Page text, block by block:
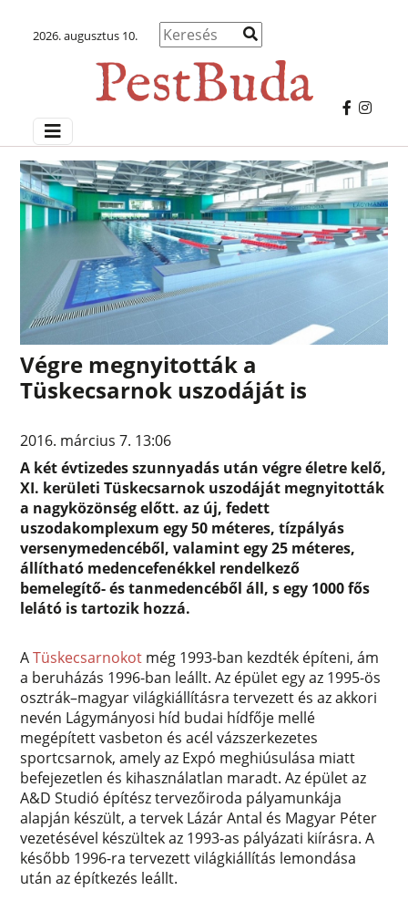
2026. augusztus 10.
Végre megnyitották a
Tüskecsarnok uszodáját is
2016. március 7. 13:06
A két évtizedes szunnyadás után végre életre kelő,
XI. kerületi Tüskecsarnok uszodáját megnyitották
a nagyközönség előtt. az új, fedett
uszodakomplexum egy 50 méteres, tízpályás
versenymedencéből, valamint egy 25 méteres,
állítható medencefenékkel rendelkező
bemelegítő- és tanmedencéből áll, s egy 1000 fős
lelátó is tartozik hozzá.
ATüskecsarnokot még 1993-ban kezdték építeni, ám
a beruházás 1996-ban leállt. Az épület egy az 1995-ös
osztrák–magyar világkiállításra tervezett és az akkori
nevén Lágymányosi híd budai hídfője mellé
megépített vasbeton és acél vázszerkezetes
sportcsarnok, amely az Expó meghiúsulása miatt
befejezetlen és kihasználatlan maradt. Az épület az
A&D Studió építész tervezőiroda pályamunkája
alapján készült, a tervek Lázár Antal és Magyar Péter
vezetésével készültek az 1993-as pályázati kiírásra. A
később 1996-ra tervezett világkiállítás lemondása
után az építkezés leállt.